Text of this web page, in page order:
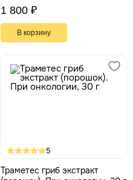
1 800 ₽
В корзину
5
Траметес гриб экстракт